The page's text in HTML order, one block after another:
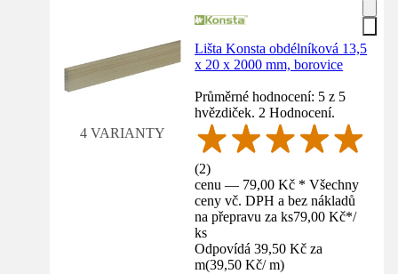
4 VARIANTY
Lišta Konsta obdélníková 13,5
x 20 x 2000 mm, borovice
Průměrné hodnocení: 5 z 5
hvězdiček. 2 Hodnocení.
(2)
cenu — 79,00 Kč * Všechny
ceny vč. DPH a bez nákladů
na přepravu za ks79,00 Kč*/
ks
Odpovídá 39,50 Kč za
m(39,50 Kč/ m)